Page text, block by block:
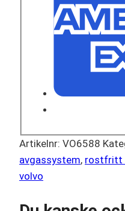
Artikelnr: VO6588
avgassystem, rostfritt
volvo